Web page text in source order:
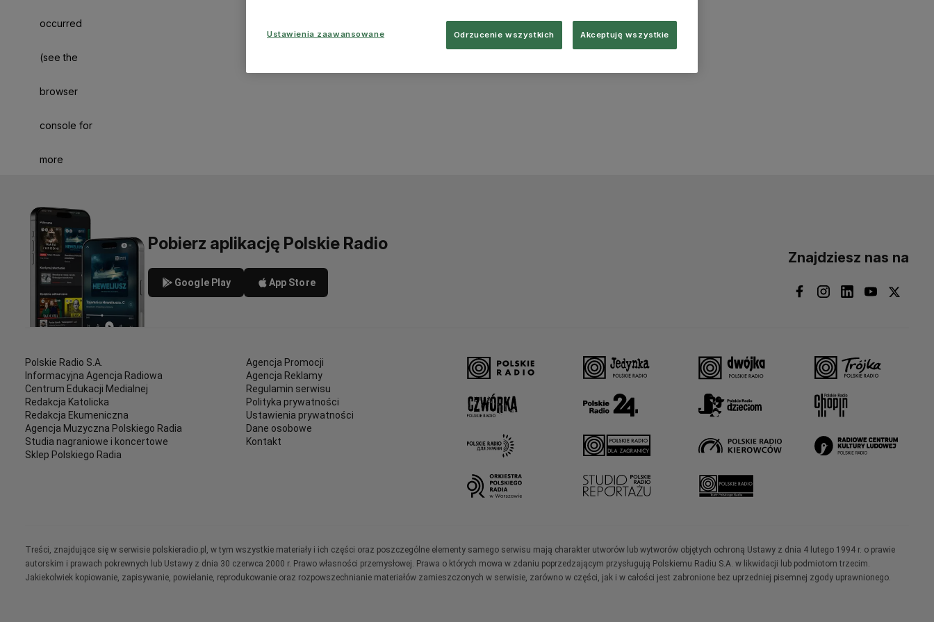
occurred
(see the
browser
console for
more
Pobierz aplikację Polskie Radio
Google Play App Store
Znajdziesz nas na
Polskie Radio S.A.
Informacyjna Agencja Radiowa
Centrum Edukacji Medialnej
Redakcja Katolicka
Redakcja Ekumeniczna
Agencja Muzyczna Polskiego Radia
Studia nagraniowe i koncertowe
Sklep Polskiego Radia
Agencja Promocji
Agencja Reklamy
Regulamin serwisu
Polityka prywatności
Ustawienia prywatności
Dane osobowe
Kontakt
Treści, znajdujące się w serwisie polskieradio.pl, w tym wszystkie materiały i ich części oraz poszczególne elementy samego serwisu mają charakter utworów lub wytworów objętych ochroną Ustawy z dnia 4 lutego 1994 r. o prawie
autorskim i prawach pokrewnych lub Ustawy z dnia 30 czerwca 2000 r. Prawo własności przemysłowej. Prawa o których mowa w zdaniu poprzedzającym przysługują Polskiemu Radiu S.A. w likwidacji lub podmiotom trzecim.
Jakiekolwiek kopiowanie, zapisywanie, powielanie, reprodukowanie oraz rozpowszechnianie materiałów zamieszczonych w serwisie, zarówno w części, jak i w całości jest zabronione bez uprzedniej pisemnej zgody uprawnionego.
Ustawienia zaawansowane Odrzucenie wszystkich Akceptuję wszystkie